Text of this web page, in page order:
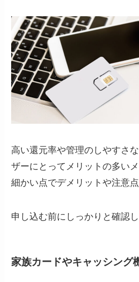
高い還元率や管理のしやすさ
ザーにとってメリットの多い
細かい点でデメリットや注意点
申し込む前にしっかりと確認
家族カードやキャッシング